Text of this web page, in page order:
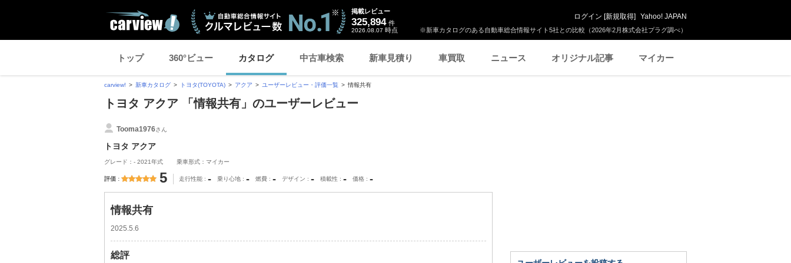
※新車カタログのある自動車総合情報サイト5社との比較（2026年2月株式会社プラグ調べ）
掲載レビュー
325,894 件
2026.08.07 時点
ログイン [新規取得] Yahoo! JAPAN
トップ 360°ビュー カタログ 中古車検索 新車見積り 車買取 ニュース オリジナル記事 マイカー
carview! 新車カタログ トヨタ(TOYOTA) アクア ユーザーレビュー・評価一覧 情報共有
トヨタ アクア 「情報共有」のユーザーレビュー
Tooma1976さん
トヨタ アクア
グレード：- 2021年式 乗車形式：マイカー
評価 5 走行性能 - 乗り心地 - 燃費 - デザイン - 積載性 - 価格 -
情報共有
2025.5.6
総評